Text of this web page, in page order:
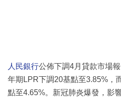
人民銀行公佈下調4月貸款市場
年期LPR下調20基點至3.85%，
點至4.65%。新冠肺炎爆發，影